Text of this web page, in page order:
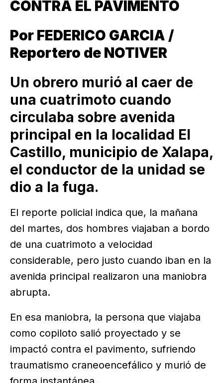
CONTRA EL PAVIMENTO
Por FEDERICO GARCIA /
Reportero de NOTIVER
Un obrero murió al caer de
una cuatrimoto cuando
circulaba sobre avenida
principal en la localidad El
Castillo, municipio de Xalapa,
el conductor de la unidad se
dio a la fuga.
El reporte policial indica que, la mañana
del martes, dos hombres viajaban a bordo
de una cuatrimoto a velocidad
considerable, pero justo cuando iban en la
avenida principal realizaron una maniobra
abrupta.
En esa maniobra, la persona que viajaba
como copiloto salió proyectado y se
impactó contra el pavimento, sufriendo
traumatismo craneoencefálico y murió de